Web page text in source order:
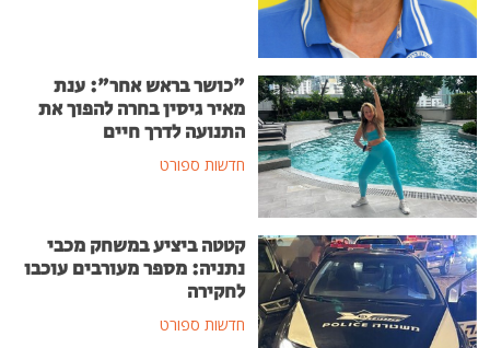
"כושר בראש אחר": ענת
מאיר גיסין בחרה להפוך את
התנועה לדרך חיים
חדשות ספורט
קטטה ביציע במשחק מכבי
נתניה: מספר מעורבים עוכבו
לחקירה
חדשות ספורט